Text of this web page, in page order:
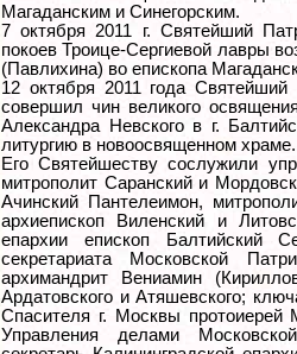
Магаданским и Синегорским.
7 октября 2011 г. Святейший
покоев Троице-Сергиевой лавры
(Павлихина) во епископа
12 октября 2011 года
совершил чин великого
Александра Невского в г.
литургию в новоосвященном храме.
Его Святейшеству сослужили
митрополит Саранский и
Ачинский Пантелеимон,
архиепископ Виленский и
епархии епископ Балтийский
секретариата Московской
архимандрит Вениамин
Ардатовского и Атяшевского;
Спасителя г. Москвы протоиерей
Управления делами